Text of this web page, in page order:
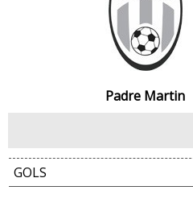
Padre Martin
GOLS